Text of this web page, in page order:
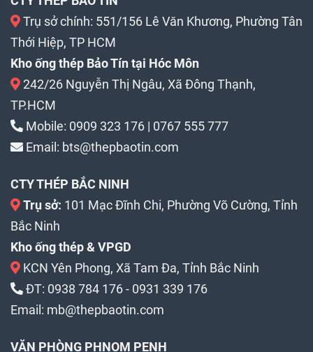
Trụ sở chính: 551/156 Lê Văn Khương, Phường Tân
Thới Hiệp, TP HCM
Kho ống thép Bảo Tín tại Hóc Môn
242/26 Nguyễn Thị Ngâu, Xã Đông Thạnh,
TP.HCM
Mobile: 0909 323 176 | 0767 555 777
Email: bts@thepbaotin.com
CTY THÉP BẮC NINH
Trụ sở: 101 Mạc Đĩnh Chi, Phường Võ Cường, Tỉnh
Bắc Ninh
Kho ống thép & VPGD
KCN Yên Phong, Xã Tam Đa, Tỉnh Bắc Ninh
ĐT: 0938 784 176- 0931 339 176
Email: mb@thepbaotin.com
VĂN PHÒNG PHNOM PENH